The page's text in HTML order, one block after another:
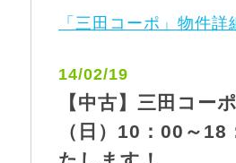
「三田コーポ」物件
14/02/19
【中古】三田コ
（日）10：00～